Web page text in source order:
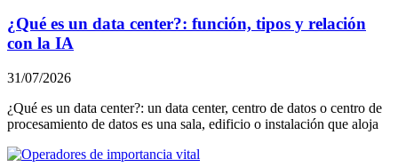
¿Qué es un data center?: función, tipos y relación
con la IA
31/07/2026
¿Qué es un data center?: un data center, centro de datos o centro de
procesamiento de datos es una sala, edificio o instalación que aloja